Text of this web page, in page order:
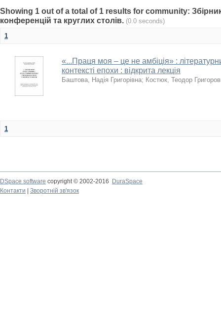
Showing 1 out of a total of 1 results for community:
конференцій та круглих столів. (0.0 seconds)
1
«...Праця моя – це не амбіція» :
контексті епохи : відкрита лекція
Баштова, Надія Григорівна; Костюк, Теодор
1
DSpace software copyright © 2002-2016
DuraSpace
Контакти
Зворотній зв'язок